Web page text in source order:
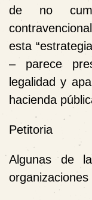
de no
esta
– parece
legalidad y
hacienda
Petitoria
Algunas de